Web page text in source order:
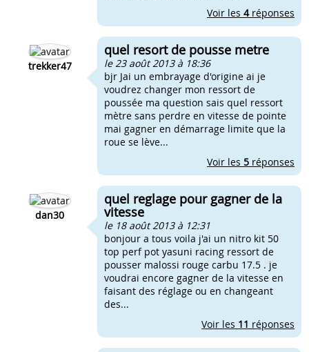
Voir les 4réponses
trekker47
quel resort de pousse metre
le 23 août 2013 à 18:36
bjr Jai un embrayage d'origine ai je
voudrez changer mon ressort de
poussée ma question sais quel ressort
mètre sans perdre en vitesse de pointe
mai gagner en démarrage limite que la
roue se lève...
Voir les 5 réponses
dan30
quel reglage pour gagner de la
vitesse
le 18 août 2013 à 12:31
bonjour a tous voila j'ai un nitro kit 50
top perf pot yasuni racing ressort de
pousser malossi rouge carbu 17.5 . je
voudrai encore gagner de la vitesse en
faisant des réglage ou en changeant
des...
Voir les 11 réponses